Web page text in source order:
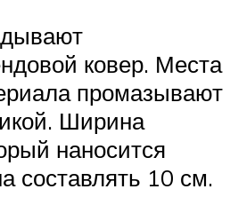
ковер. Места
промазывают
Ширина
наносится
составлять 10 см.